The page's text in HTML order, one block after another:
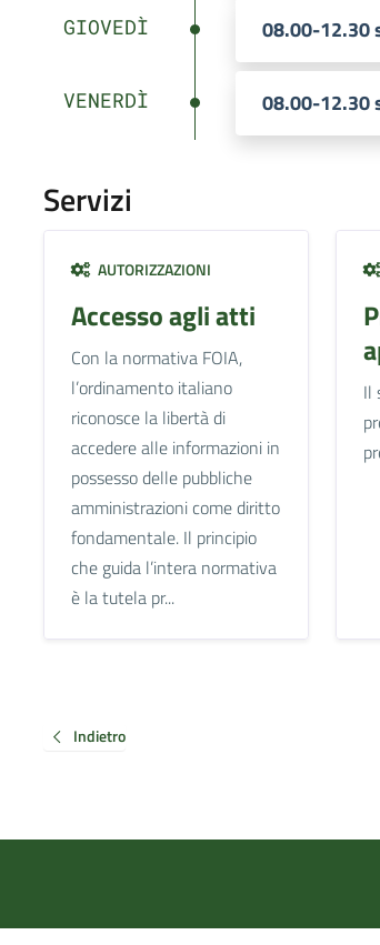
GIOVEDÌ 08.00-12.30
VENERDÌ 08.00-12.30
Servizi
AUTORIZZAZIONI
Accesso agli atti
Con la normativa FOIA,
l’ordinamento italiano
riconosce la libertà di
accedere alle informazioni in
possesso delle pubbliche
amministrazioni come diritto
fondamentale. Il principio
che guida l’intera normativa
è la tutela pr...
Il
Indietro